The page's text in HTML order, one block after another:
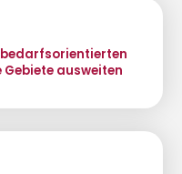
bedarfsorientierten
ausweiten